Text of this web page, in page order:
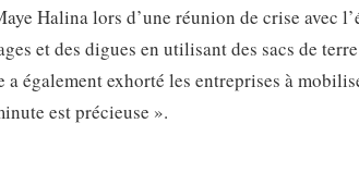
Halina lors d’une réunion de crise avec
et des digues en utilisant des sacs de
également exhorté les entreprises à
est précieuse ».